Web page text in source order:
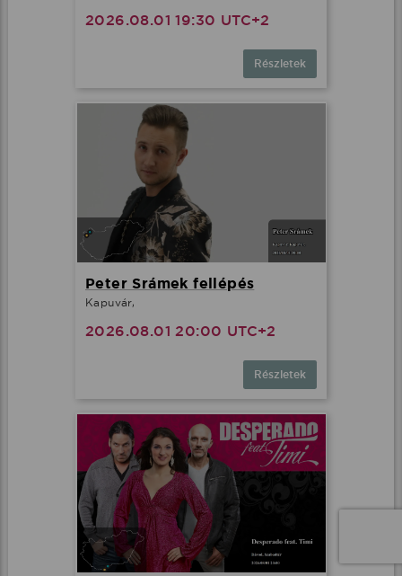
2026.08.01 19:30 UTC+2
Részletek
Peter Srámek fellépés
Kapuvár,
2026.08.01 20:00 UTC+2
Részletek